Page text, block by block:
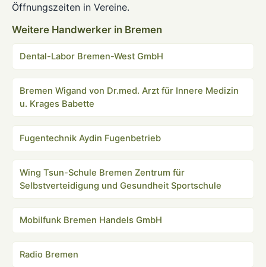
Öffnungszeiten in Vereine.
Weitere Handwerker in Bremen
Dental-Labor Bremen-West GmbH
Bremen Wigand von Dr.med. Arzt für Innere Medizin
u. Krages Babette
Fugentechnik Aydin Fugenbetrieb
Wing Tsun-Schule Bremen Zentrum für
Selbstverteidigung und Gesundheit Sportschule
Mobilfunk Bremen Handels GmbH
Radio Bremen